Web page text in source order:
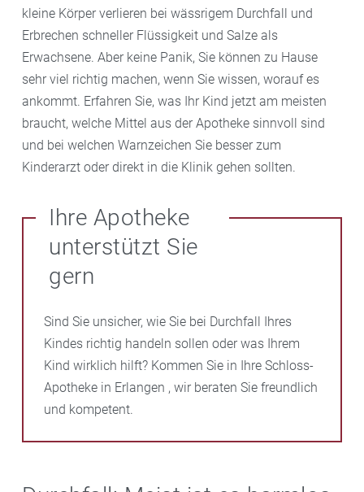
kleine Körper verlieren bei wässrigem Durchfall und
Erbrechen schneller Flüssigkeit und Salze als
Erwachsene. Aber keine Panik, Sie können zu Hause
sehr viel richtig machen, wenn Sie wissen, worauf es
ankommt. Erfahren Sie, was Ihr Kind jetzt am meisten
braucht, welche Mittel aus der Apotheke sinnvoll sind
und bei welchen Warnzeichen Sie besser zum
Kinderarzt oder direkt in die Klinik gehen sollten.
Ihre Apotheke
unterstützt Sie
gern
Sind Sie unsicher, wie Sie bei Durchfall Ihres
Kindes richtig handeln sollen oder was Ihrem
Kind wirklich hilft? Kommen Sie in Ihre Schloss-
Apotheke in Erlangen , wir beraten Sie freundlich
und kompetent.